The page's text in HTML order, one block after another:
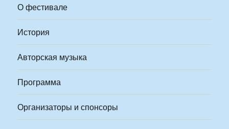
О фестивале
История
Авторская музыка
Программа
Организаторы и спонсоры